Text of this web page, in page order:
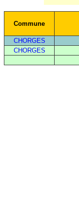
Commune
CHORGES
CHORGES